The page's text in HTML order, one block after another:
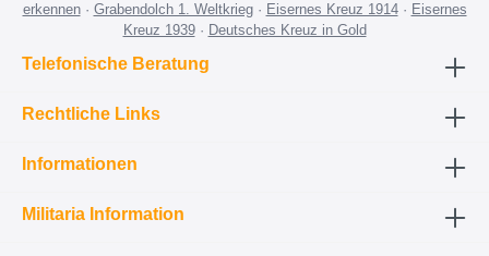
erkennen· Grabendolch 1. Weltkrieg· Eisernes Kreuz 1914· Eisernes
Kreuz 1939· Deutsches Kreuz in Gold
Telefonische Beratung
Rechtliche Links
Informationen
Militaria Information